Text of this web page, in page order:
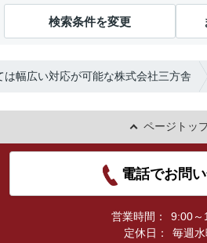
検索条件を変更
幅広い対応が可能な株式会社三方舎
ページトッ
電話でお問
営業時間：
9:00～
定休日：
毎週水